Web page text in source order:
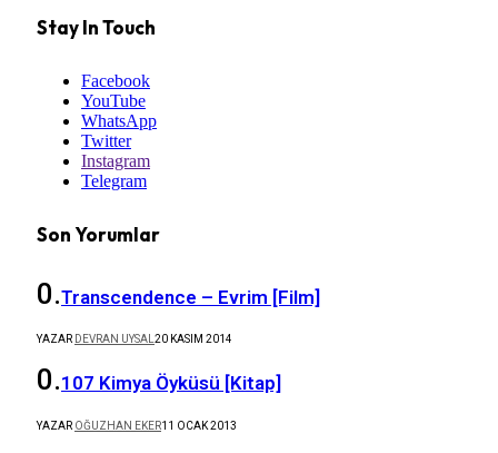
Stay In Touch
Facebook
YouTube
WhatsApp
Twitter
Instagram
Telegram
Son Yorumlar
Transcendence – Evrim [Film]
YAZAR DEVRAN UYSAL20 KASIM 2014
107 Kimya Öyküsü [Kitap]
YAZAR OĞUZHAN EKER11 OCAK 2013